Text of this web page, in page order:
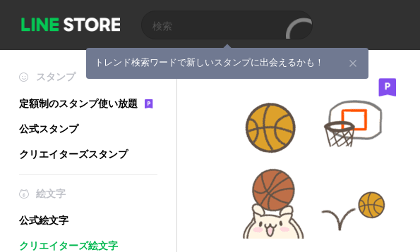
トレンド検索ワードで新しいスタンプに出会えるかも！
スタンプ
定額制のスタンプ使い放題
公式スタンプ
クリエイターズスタンプ
絵文字
公式絵文字
クリエイターズ絵文字